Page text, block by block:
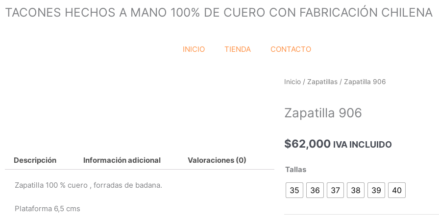
TACONES HECHOS A MANO 100% DE CUERO CON FABRICACIÓN CHILENA
INICIO TIENDA CONTACTO
Descripción Información adicional Valoraciones (0)
Zapatilla 100 % cuero , forradas de badana.
Plataforma 6,5 cms
Inicio / Zapatillas / Zapatilla 906
Zapatilla 906
$62,000 IVA INCLUIDO
Tallas
35 36 37 38 39 40
Zapatilla
cantidad